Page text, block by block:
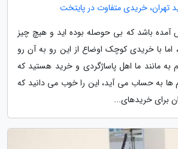
تهران، خریدی متفاوت در پایتخت
آمده باشد که بی حوصله بوده اید و هیچ چیز
اما با خریدی کوچک اوضاع از این رو به آن رو
مانند ما اهل پاساژگردی و خرید هستید که
ها به حساب می آید، این را خوب می دانید که
برای خریدهای...